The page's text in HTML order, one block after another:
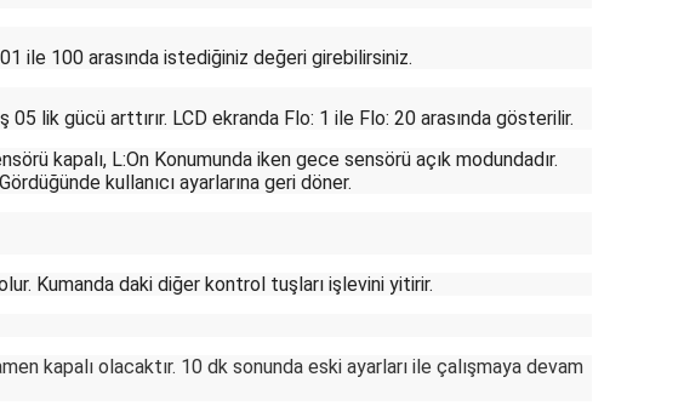
ile 100 arasında istediğiniz değeri girebilirsiniz.
05 lik gücü arttırır. LCD ekranda Flo: 1 ile Flo: 20 arasında gösterilir.
kapalı, L:On Konumunda iken gece sensörü açık modundadır.
kullanıcı ayarlarına geri döner.
Kumanda daki diğer kontrol tuşları işlevini yitirir.
kapalı olacaktır. 10 dk sonunda eski ayarları ile çalışmaya devam